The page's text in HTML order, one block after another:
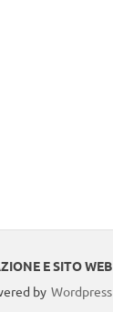
E SITO WEB
by Wordpress